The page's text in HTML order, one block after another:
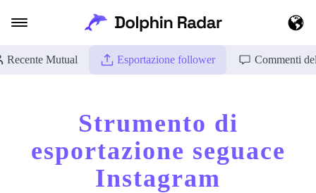
Recente Mutual Esportazione follower Commenti
Strumento di
esportazione seguace
Instagram